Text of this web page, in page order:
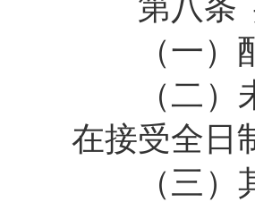
第八条
（一）
（二
在接受全日
（三